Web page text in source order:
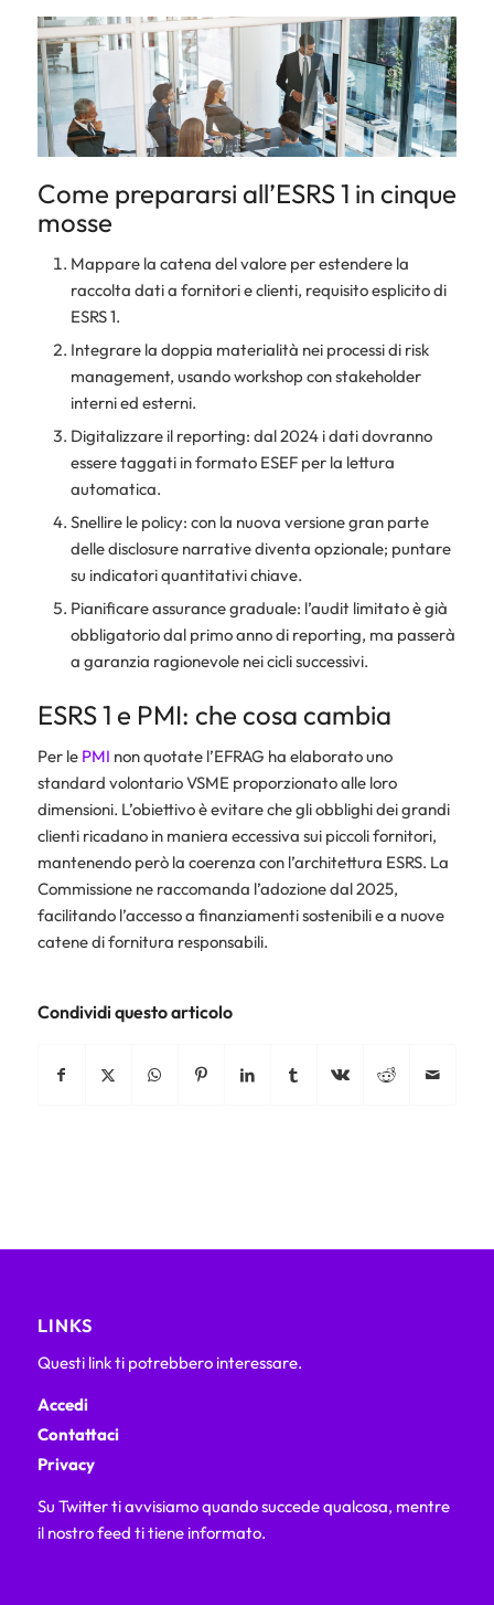
Come prepararsi all’ESRS 1 in cinque
mosse
Mappare la catena del valore per estendere la
raccolta dati a fornitori e clienti, requisito esplicito di
ESRS 1.
Integrare la doppia materialità nei processi di risk
management, usando workshop con stakeholder
interni ed esterni.
Digitalizzare il reporting: dal 2024 i dati dovranno
esseretaggatiin formato ESEF per la lettura
automatica.
Snellire le policy: con la nuova versione gran parte
delle disclosure narrative diventa opzionale; puntare
su indicatori quantitativi chiave.
Pianificare assurance graduale: l’audit limitato è già
obbligatorio dal primo anno di reporting, ma passerà
a garanzia ragionevole nei cicli successivi.
ESRS 1 e PMI: che cosa cambia
Per le PMI non quotate l’EFRAG ha elaborato uno
standard volontarioVSMEproporzionato alle loro
dimensioni. L’obiettivo è evitare che gli obblighi dei grandi
clienti ricadano in maniera eccessiva sui piccoli fornitori,
mantenendo però la coerenza con l’architettura ESRS. La
Commissione ne raccomanda l’adozione dal 2025,
facilitando l’accesso a finanziamenti sostenibili e a nuove
catene di fornitura responsabili.
Condividi questo articolo
LINKS
Questi link ti potrebbero interessare.
Accedi
Contattaci
Privacy
Su Twitter ti avvisiamo quando succede qualcosa, mentre
il nostro feed ti tiene informato.